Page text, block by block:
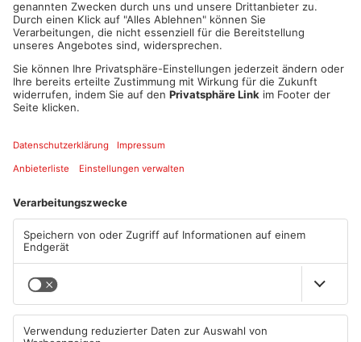
Mehr aus Kreis
Neue Baugrundstücke für
junge Familien in
Heimbuchenthal?
Tante Enso übernimmt
einzigen Supermarkt in
Pflaumheim